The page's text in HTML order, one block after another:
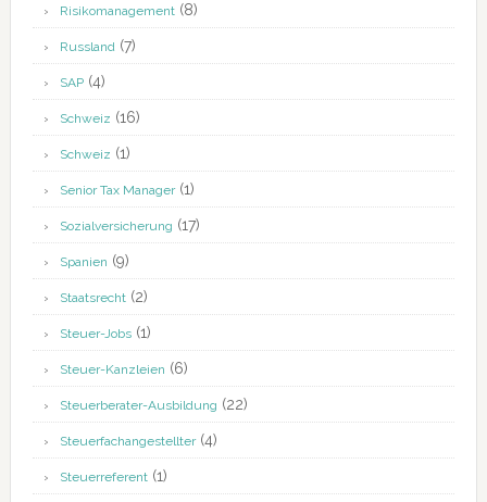
Risikomanagement(8)
Russland (7)
SAP(4)
Schweiz (16)
Schweiz (1)
Senior Tax Manager(1)
Sozialversicherung (17)
Spanien (9)
Staatsrecht(2)
Steuer-Jobs(1)
Steuer-Kanzleien (6)
Steuerberater-Ausbildung (22)
Steuerfachangestellter(4)
Steuerreferent(1)